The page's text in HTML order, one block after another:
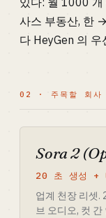
사스 부동산, 한
다 HeyGen 의
02 · 주목할 회사
Sora 2
20 초 생성 +
업계 천장 리셋.
브 오디오, 컷